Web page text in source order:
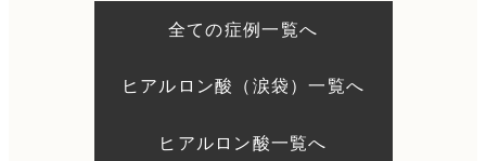
全ての症例一覧へ
ヒアルロン酸（涙袋）一覧へ
ヒアルロン酸一覧へ